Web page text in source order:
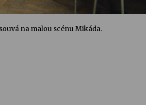
na malou scénu Mikáda.